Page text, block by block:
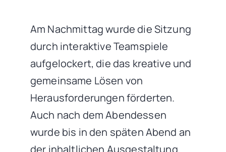
Am Nachmittag wurde die Sitzung
durch interaktive Teamspiele
aufgelockert, die das kreative und
gemeinsame Lösen von
Herausforderungen förderten.
Auch nach dem Abendessen
wurde bis in den späten Abend an